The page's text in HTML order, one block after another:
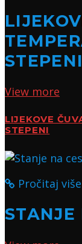
STEPENI
View more
LIJEKOVE
STEPENI
Pročitaj više
STANJE